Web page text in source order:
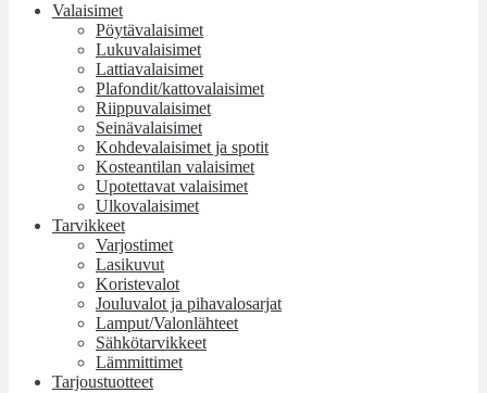
Valaisimet
Pöytävalaisimet
Lukuvalaisimet
Lattiavalaisimet
Plafondit/kattovalaisimet
Riippuvalaisimet
Seinävalaisimet
Kohdevalaisimet ja spotit
Kosteantilan valaisimet
Upotettavat valaisimet
Ulkovalaisimet
Tarvikkeet
Varjostimet
Lasikuvut
Koristevalot
Jouluvalot ja pihavalosarjat
Lamput/Valonlähteet
Sähkötarvikkeet
Lämmittimet
Tarjoustuotteet